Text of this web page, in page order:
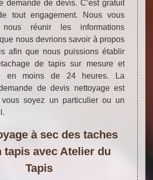
demande de devis. C’est gratuit
tout engagement. Nous vous
réunir les informations
nous devrions savoir à propos
afin que nous puissions établir
de tapis sur mesure et
en moins de 24 heures. La
de devis nettoyage est
soyez un particulier ou un
à sec des taches
tapis avec Atelier du
Tapis